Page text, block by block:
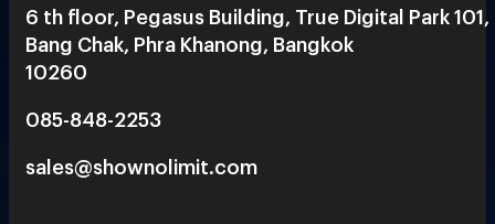
6 th floor, Pegasus Building, True Digital Park 101,
Bang Chak, Phra Khanong, Bangkok
10260
085-848-2253
sales@shownolimit.com